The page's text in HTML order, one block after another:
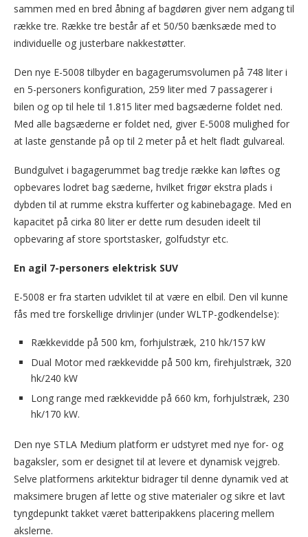
sammen med en bred åbning af bagdøren giver nem adgang til
række tre. Række tre består af et 50/50 bænksæde med to
individuelle og justerbare nakkestøtter.
Den nye E-5008 tilbyder en bagagerumsvolumen på 748 liter i
en 5-personers konfiguration, 259 liter med 7 passagerer i
bilen og op til hele til 1.815 liter med bagsæderne foldet ned.
Med alle bagsæderne er foldet ned, giver E-5008 mulighed for
at laste genstande på op til 2 meter på et helt fladt gulvareal.
Bundgulvet i bagagerummet bag tredje række kan løftes og
opbevares lodret bag sæderne, hvilket frigør ekstra plads i
dybden til at rumme ekstra kufferter og kabinebagage. Med en
kapacitet på cirka 80 liter er dette rum desuden ideelt til
opbevaring af store sportstasker, golfudstyr etc.
En agil 7-personers elektrisk SUV
E-5008 er fra starten udviklet til at være en elbil. Den vil kunne
fås med tre forskellige drivlinjer (under WLTP-godkendelse):
Rækkevidde på 500 km, forhjulstræk, 210 hk/157 kW
Dual Motor med rækkevidde på 500 km, firehjulstræk, 320
hk/240 kW
Long range med rækkevidde på 660 km, forhjulstræk, 230
hk/170 kW.
Den nye STLA Medium platform er udstyret med nye for- og
bagaksler, som er designet til at levere et dynamisk vejgreb.
Selve platformens arkitektur bidrager til denne dynamik ved at
maksimere brugen af lette og stive materialer og sikre et lavt
tyngdepunkt takket været batteripakkens placering mellem
akslerne.